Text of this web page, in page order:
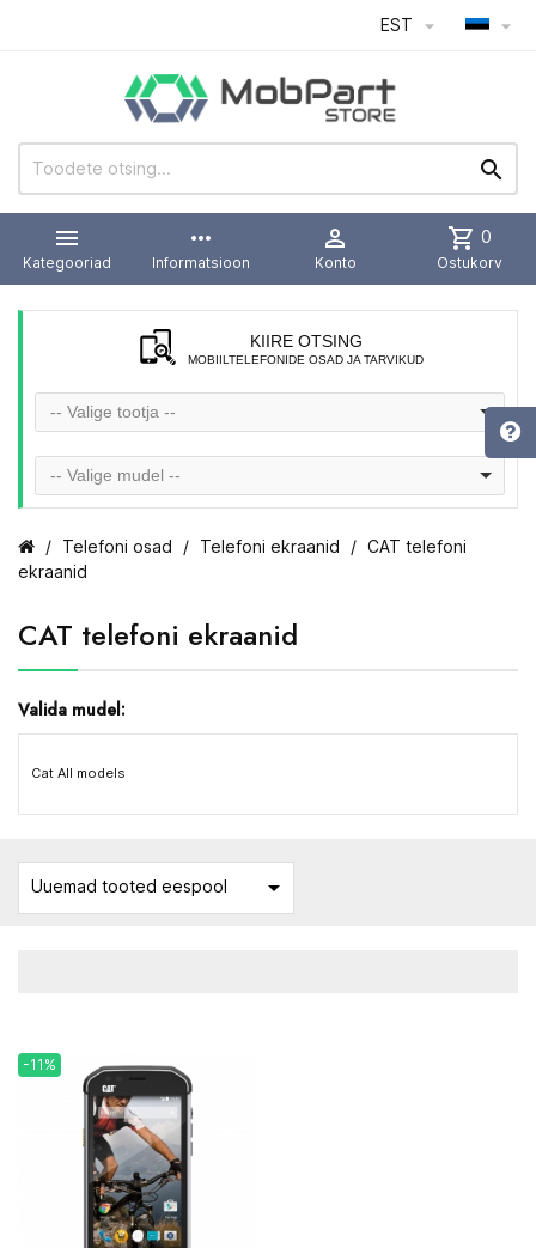
EST  


Kategooriad
more_horiz
Informatsioon

Konto
shopping_cart 0
Ostukorv
KIIRE OTSING
MOBIILTELEFONIDE OSAD JA TARVIKUD
-- Valige tootja --
-- Valige mudel --
Telefoni osad Telefoni ekraanid
CAT telefoni
ekraanid
CAT telefoni ekraanid
Valida mudel:
Cat All models
Uuemad tooted eespool 
-11%